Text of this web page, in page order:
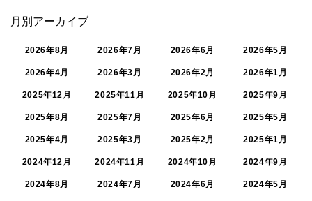
月別アーカイブ
2026年8月 2026年7月 2026年6月 2026年5月
2026年4月 2026年3月 2026年2月 2026年1月
2025年12月 2025年11月 2025年10月 2025年9月
2025年8月 2025年7月 2025年6月 2025年5月
2025年4月 2025年3月 2025年2月 2025年1月
2024年12月 2024年11月 2024年10月 2024年9月
2024年8月 2024年7月 2024年6月 2024年5月